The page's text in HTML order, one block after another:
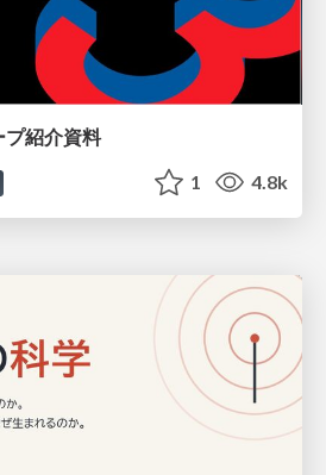
紹介資料
1 4.8k